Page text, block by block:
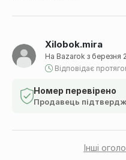
Xilobok.mira
На Bazarok з березня
Відповідає
Номер перевірено
Продавець
Інші